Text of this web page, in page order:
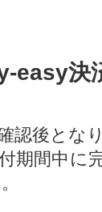
easy決
認後とな
期間中に